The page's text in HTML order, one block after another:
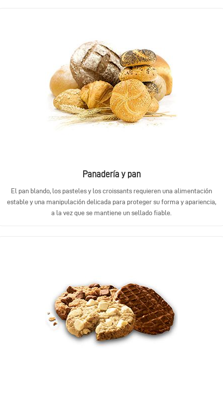
Panadería y pan
El pan blando, los pasteles y los croissants requieren una alimentación
estable y una manipulación delicada para proteger su forma y apariencia,
a la vez que se mantiene un sellado fiable.